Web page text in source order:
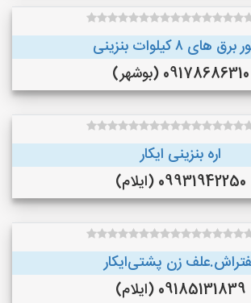
های ٨ کیلوات بنزینی
09178686310 (بوشهر)
اره بنزینی ایکار
09931942250 (ایلام)
زن پشتی‌ایکار
09185131839 (ایلام)